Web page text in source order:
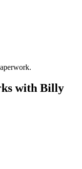
with Billy